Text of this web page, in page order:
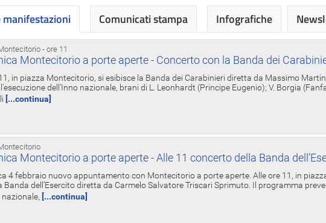
manifestazioni
- ore 11
Montecitorio a porte aperte - Concerto con la Banda dei
in piazza Montecitorio, si esibisce la Banda dei Carabinieri diretta da Massimo
dell'Inno nazionale, brani di L. Leonhardt (Principe Eugenio); V. Borgia
[...continua]
Montecitorio a porte aperte - Alle 11 concerto della Banda
4 febbraio nuovo appuntamento con Montecitorio a porte aperte. Alle ore 11, in
Banda dell'Esercito diretta da Carmelo Salvatore Triscari Sprimuto. Il programma
[...continua]
Comunicati stampa Infografiche